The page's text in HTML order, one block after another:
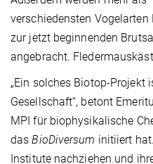
verschiedensten
zur jetzt beginnenden
angebracht.
„Ein solches Biotop-
Gesellschaft“, betont
MPI für biophysikalische
dasBioDiversum initiiert
Institute nachziehen und